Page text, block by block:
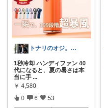
トナリのオジ。 40代からのイケオジ計画
1秒冷却 ハンディファン 40
代になると、夏の暑さは本
当に手 ...
￥ 4,580
0 6 53